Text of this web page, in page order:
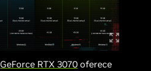
GeForce RTX 3070 oferece